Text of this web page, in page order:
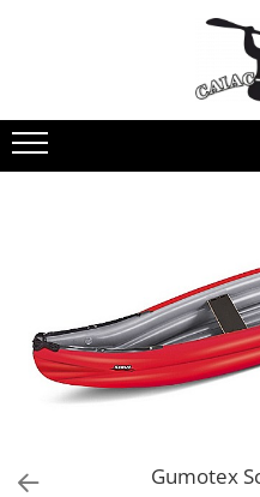
Caiace
Caiace tandem
Caiace de competiție-club
Bărci gonflabile
Bărci pentru pescuit
Canoe
Gumotex